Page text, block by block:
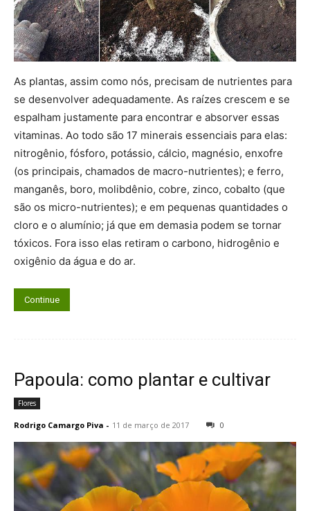
As plantas, assim como nós, precisam de nutrientes para
se desenvolver adequadamente. As raízes crescem e se
espalham justamente para encontrar e absorver essas
vitaminas. Ao todo são 17 minerais essenciais para elas:
nitrogênio, fósforo, potássio, cálcio, magnésio, enxofre
(os principais, chamados de macro-nutrientes); e ferro,
manganês, boro, molibdênio, cobre, zinco, cobalto (que
são os micro-nutrientes); e em pequenas quantidades o
cloro e o alumínio; já que em demasia podem se tornar
tóxicos. Fora isso elas retiram o carbono, hidrogênio e
oxigênio da água e do ar.
Continue
Papoula: como plantar e cultivar
Flores
Rodrigo Camargo Piva - 11 de março de 2017 0